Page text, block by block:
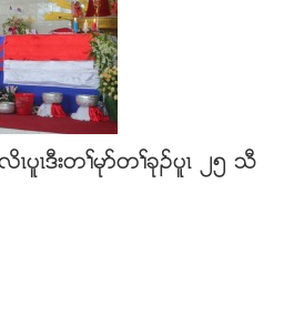
ၚဒီးတႈမုဏတႈခုဥပူၚ ၂၅ သီ